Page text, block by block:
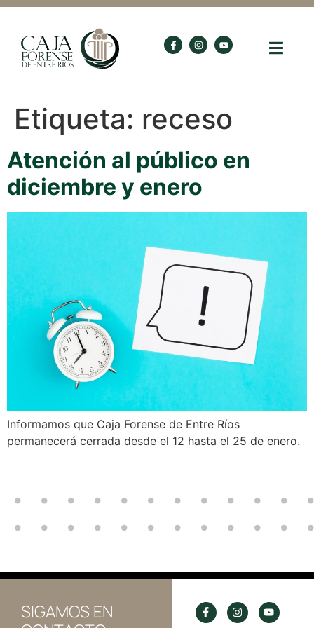
Etiqueta: receso
Atención al público en
diciembre y enero
Informamos que Caja Forense de Entre Ríos
permanecerá cerrada desde el 12 hasta el 25 de enero.
SIGAMOS EN